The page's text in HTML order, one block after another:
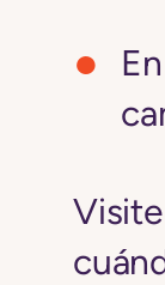
Visite